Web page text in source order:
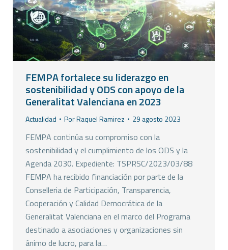
FEMPA fortalece su liderazgo en
sostenibilidad y ODS con apoyo de la
Generalitat Valenciana en 2023
Actualidad PorRaquel Ramirez 29 agosto 2023
FEMPA continúa su compromiso con la
sostenibilidad y el cumplimiento de los ODS y la
Agenda 2030. Expediente: TSPRSC/2023/03/88
FEMPA ha recibido financiación por parte de la
Conselleria de Participación, Transparencia,
Cooperación y Calidad Democrática de la
Generalitat Valenciana en el marco del Programa
destinado a asociaciones y organizaciones sin
ánimo de lucro, para la…